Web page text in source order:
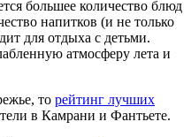
большее количество блюд
напитков (и не только
для отдыха с детьми.
атмосферу лета и
то рейтинг лучших
в Камрани и Фантьете.